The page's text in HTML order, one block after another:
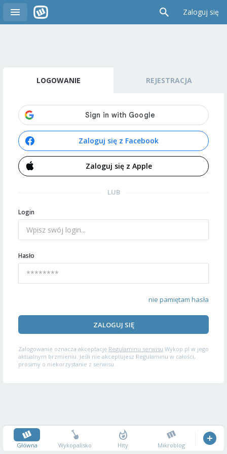
Zaloguj się
LOGOWANIE REJESTRACJA
Zaloguj się z Facebook
Zaloguj się z Apple
LUB
Login
Hasło
nie pamiętam hasła
ZALOGUJ SIĘ
Zalogowanie oznacza akceptację Regulaminu serwisu Wykop.pl w jego
aktualnym brzmieniu. Jeśli nie akceptujesz Regulaminu w całości,
prosimy o niekorzystanie z serwisu.
Główna Wykopalisko Hity Mikroblog